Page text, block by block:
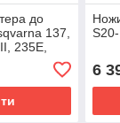
до
137,
235E,
6